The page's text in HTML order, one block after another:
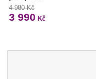
4 980 Kč
3 990 Kč